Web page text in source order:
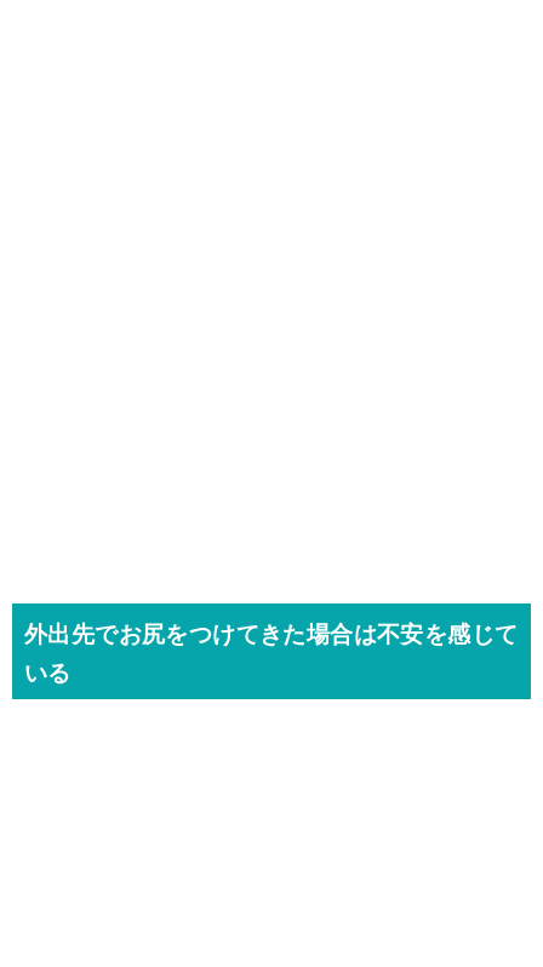
外出先でお尻をつけてきた場合は不安を感じて
いる